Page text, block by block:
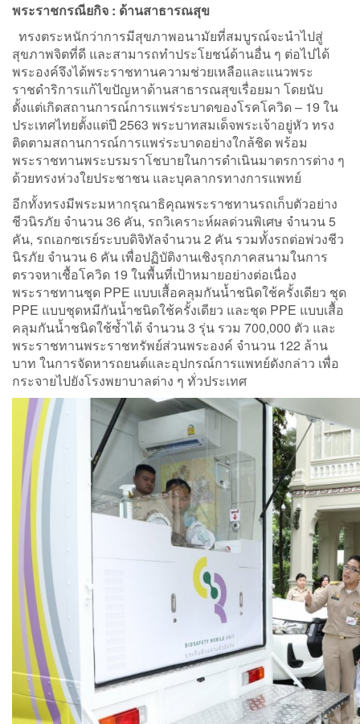
พระราชกรณียกิจ : ด้านสาธารณสุข
ทรงตระหนักว่าการมีสุขภาพอนามัยที่สมบูรณ์จะนำไปสู่
สุขภาพจิตที่ดี และสามารถทำประโยชน์ด้านอื่น ๆ ต่อไปได้
พระองค์จึงได้พระราชทานความช่วยเหลือและแนวพระ
ราชดำริการแก้ไขปัญหาด้านสาธารณสุขเรื่อยมา โดยนับ
ตั้งแต่เกิดสถานการณ์การแพร่ระบาดของโรคโควิด – 19 ใน
ประเทศไทยตั้งแต่ปี 2563 พระบาทสมเด็จพระเจ้าอยู่หัว ทรง
ติดตามสถานการณ์การแพร่ระบาดอย่างใกล้ชิด พร้อม
พระราชทานพระบรมราโชบายในการดำเนินมาตรการต่าง ๆ
ด้วยทรงห่วงใยประชาชน และบุคลากรทางการแพทย์
อีกทั้งทรงมีพระมหากรุณาธิคุณพระราชทานรถเก็บตัวอย่าง
ชีวนิรภัย จำนวน 36 คัน, รถวิเคราะห์ผลด่วนพิเศษ จำนวน 5
คัน, รถเอกซเรย์ระบบดิจิทัลจำนวน 2 คัน รวมทั้งรถต่อพ่วงชีว
นิรภัย จำนวน 6 คัน เพื่อปฏิบัติงานเชิงรุกภาคสนามในการ
ตรวจหาเชื้อโควิด 19 ในพื้นที่เป้าหมายอย่างต่อเนื่อง
พระราชทานชุด PPE แบบเสื้อคลุมกันน้ำชนิดใช้ครั้งเดียว ชุด
PPE แบบชุดหมีกันน้ำชนิดใช้ครั้งเดียว และชุด PPE แบบเสื้อ
คลุมกันน้ำชนิดใช้ซ้ำได้ จำนวน 3 รุ่น รวม 700,000 ตัว และ
พระราชทานพระราชทรัพย์ส่วนพระองค์ จำนวน 122 ล้าน
บาท ในการจัดหารถยนต์และอุปกรณ์การแพทย์ดังกล่าว เพื่อ
กระจายไปยังโรงพยาบาลต่าง ๆ ทั่วประเทศ